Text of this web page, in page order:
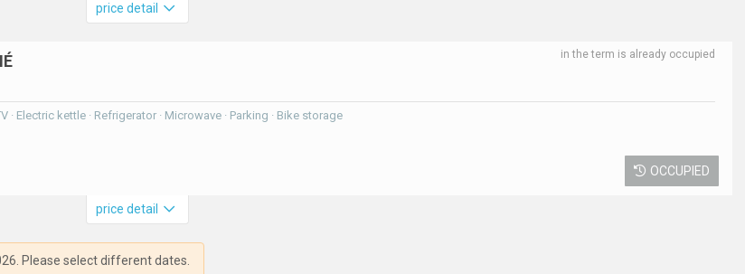
price detail
in the term is already occupied
· Electric kettle · Refrigerator · Microwave · Parking · Bike storage
OCCUPIED
price detail
Please select different dates.